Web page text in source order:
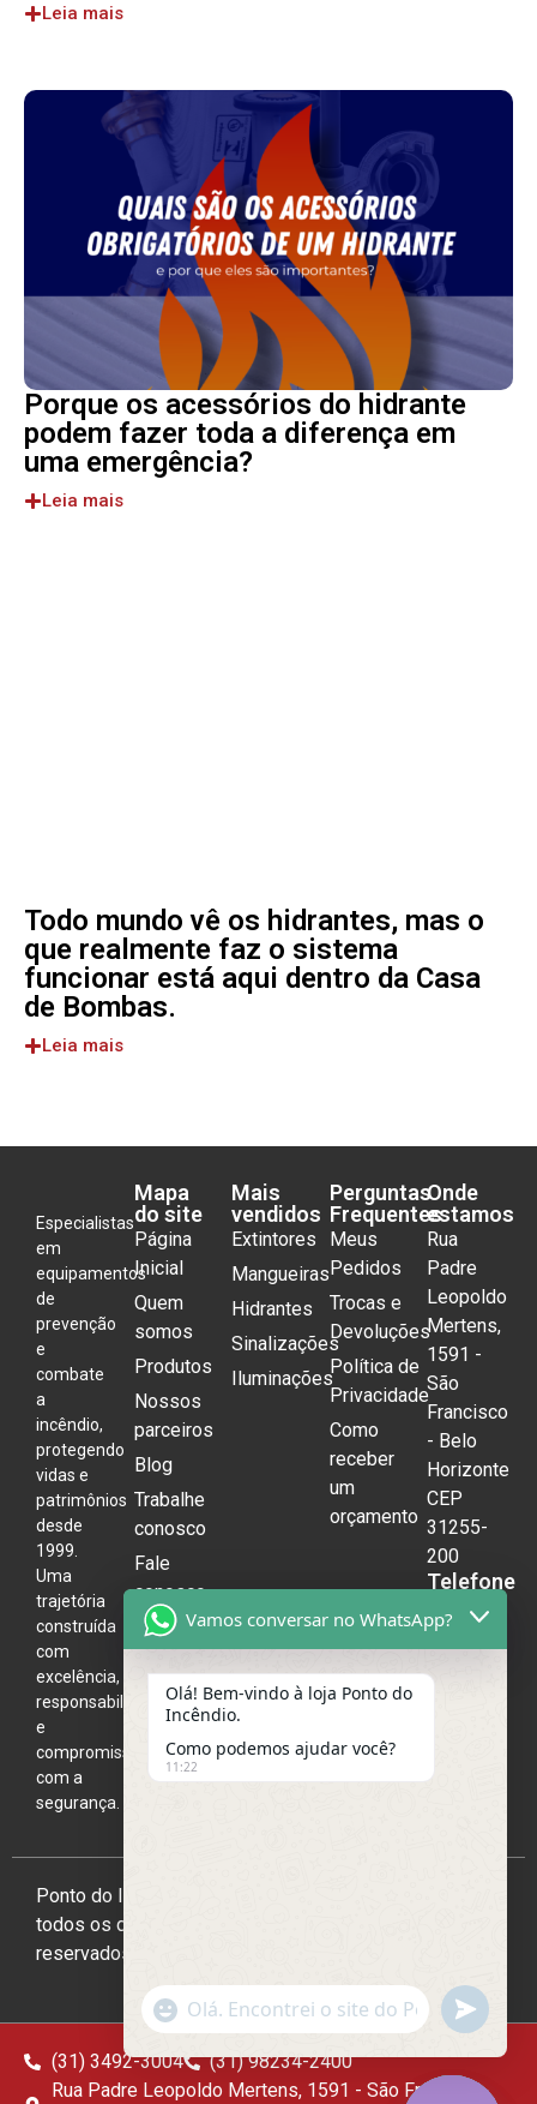
Leia mais
Porque os acessórios do hidrante
podem fazer toda a diferença em
uma emergência?
Leia mais
Todo mundo vê os hidrantes, mas o
que realmente faz o sistema
funcionar está aqui dentro da Casa
de Bombas.
Leia mais
Especialistas
em
equipamentos
de
prevenção
e
combate
a
incêndio,
protegendo
vidas e
patrimônios
desde
1999.
Uma
trajetória
construída
com
excelência,
responsabilidade
e
compromisso
com a
segurança.
Mapa
do site
Página
Inicial
Quem
somos
Produtos
Nossos
parceiros
Blog
Trabalhe
conosco
Fale
conosco
Mais
vendidos
Extintores
Mangueiras
Hidrantes
Sinalizações
Iluminações
Perguntas
Frequentes
Meus
Pedidos
Trocas e
Devoluções
Política de
Privacidade
Como
receber
um
orçamento
Onde
estamos
Rua
Padre
Leopoldo
Mertens,
1591 -
São
Francisco
- Belo
Horizonte
CEP
31255-
200
Telefone
3492-
Ponto do Incêndio 2026,
todos os direitos
reservados
(31) 3492-3004
(31) 98234-2400
Rua Padre Leopoldo Mertens, 1591 - São Francisco,
Vamos conversar no WhatsApp?
Olá! Bem-vindo à loja Ponto do
Incêndio.
Como podemos ajudar você?
11:22
"+chaty_settings.lang.emoji_picker+"
WhatsApp
Message